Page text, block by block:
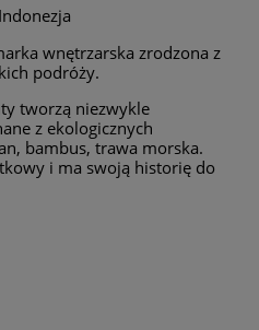
Indonezja
wnętrzarska zrodzona z
podróży.
tworzą niezwykle
z ekologicznych
bambus, trawa morska.
i ma swoją historię do